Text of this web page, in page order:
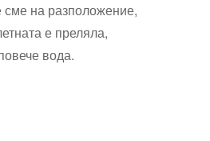
сме на разположение,
е преляла,
вода.